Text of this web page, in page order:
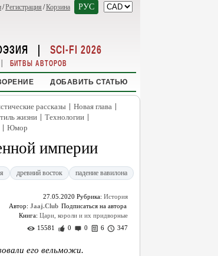
/Регистрация /Корзина РУС
| SCI-FI 2026
| БИТВЫ АВТОРОВ
ДОБАВИТЬ СТАТЬЮ
рассказы | Новая глава |
жизни | Технологии |
| Юмор
империи
древний восток падение вавилона
27.05.2020 Рубрика: История
Автор: Jaaj.Club
Книга: Цари, короли и их придворные
15581
0 0 6 347
его вельможи.